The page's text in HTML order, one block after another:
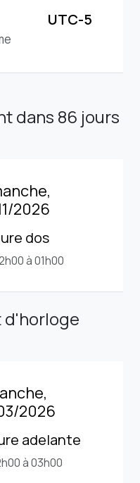
UTC-5
dans 86 jours
2026
dos
à 01h00
d'horloge
2026
adelante
à 03h00